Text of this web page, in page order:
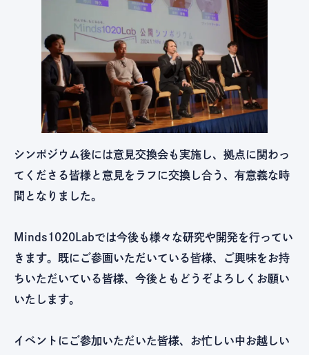
シンポジウム後には意見交換会も実施し、拠点に関わっ
てくださる皆様と意見をラフに交換し合う、有意義な時
間となりました。
Minds1020Labでは今後も様々な研究や開発を行ってい
きます。既にご参画いただいている皆様、ご興味をお持
ちいただいている皆様、今後ともどうぞよろしくお願い
いたします。
イベントにご参加いただいた皆様、お忙しい中お越しい